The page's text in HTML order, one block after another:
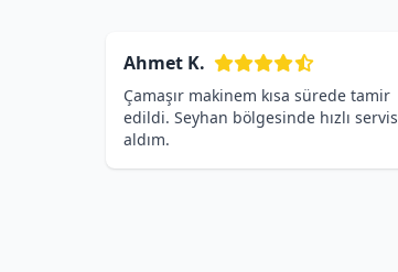
Ahmet K.
Çamaşır makinem kısa sürede tamir
edildi. Seyhan bölgesinde hızlı servis
aldım.